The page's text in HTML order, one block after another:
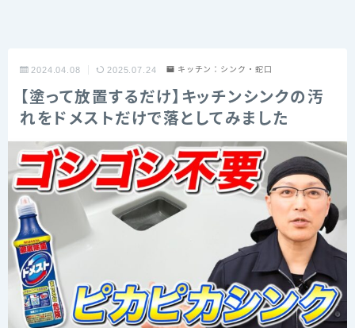
2024.04.08 2025.07.24 キッチン：シンク・蛇口
【塗って放置するだけ】キッチンシンクの汚
れをドメストだけで落としてみました